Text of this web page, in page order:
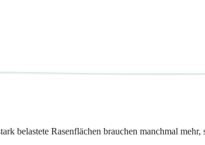
belastete Rasenflächen brauchen manchmal